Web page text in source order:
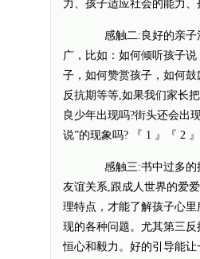
力、孩子适应社会的能力
感触二:良好的亲子沟
广，比如：如何倾听孩子
子，如何赞赏孩子，如何
反抗期等等,如果我们家长
良少年出现吗?街头还会出
说”的现象吗? 『 1 』『 2 』
感触三:书中过多的提
友谊关系,跟成人世界的爱
理特点，才能了解孩子心
现的各种问题。尤其第三
恒心和毅力。好的引导能